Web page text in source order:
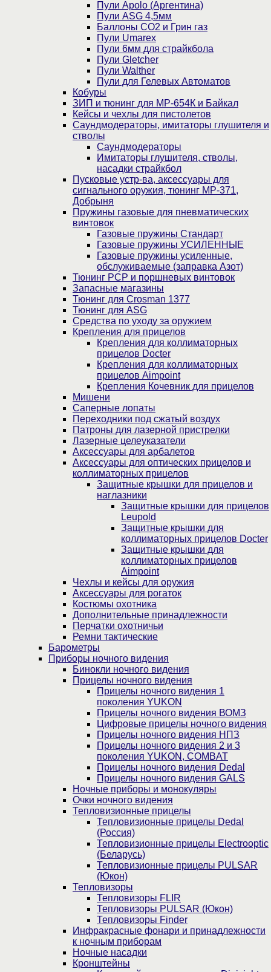
Пули Apolo (Аргентина)
Пули ASG 4,5мм
Баллоны CO2 и Грин газ
Пули Umarex
Пули 6мм для страйкбола
Пули Gletcher
Пули Walther
Пули для Гелевых Автоматов
Кобуры
ЗИП и тюнинг для МР-654К и Байкал
Кейсы и чехлы для пистолетов
Саундмодераторы, имитаторы глушителя и
стволы
Саундмодераторы
Имитаторы глушителя, стволы,
насадки страйкбол
Пусковые устр-ва, аксессуары для
сигнального оружия, тюнинг МР-371,
Добрыня
Пружины газовые для пневматических
винтовок
Газовые пружины Стандарт
Газовые пружины УСИЛЕННЫЕ
Газовые пружины усиленные,
обслуживаемые (заправка Азот)
Тюнинг PCP и поршневых винтовок
Запасные магазины
Тюнинг для Crosman 1377
Тюнинг для ASG
Средства по уходу за оружием
Крепления для прицелов
Крепления для коллиматорных
прицелов Docter
Крепления для коллиматорных
прицелов Aimpoint
Крепления Кочевник для прицелов
Мишени
Саперные лопаты
Переходники под сжатый воздух
Патроны для лазерной пристрелки
Лазерные целеуказатели
Аксессуары для арбалетов
Аксессуары для оптических прицелов и
коллиматорных прицелов
Защитные крышки для прицелов и
наглазники
Защитные крышки для прицелов
Leupold
Защитные крышки для
коллиматорных прицелов Docter
Защитные крышки для
коллиматорных прицелов
Aimpoint
Чехлы и кейсы для оружия
Аксессуары для рогаток
Костюмы охотника
Дополнительные принадлежности
Перчатки охотничьи
Ремни тактические
Барометры
Приборы ночного видения
Бинокли ночного видения
Прицелы ночного видения
Прицелы ночного видения 1
поколения YUKON
Прицелы ночного видения ВОМЗ
Цифровые прицелы ночного видения
Прицелы ночного видения НПЗ
Прицелы ночного видения 2 и 3
поколения YUKON, COMBAT
Прицелы ночного видения Dedal
Прицелы ночного видения GALS
Ночные приборы и монокуляры
Очки ночного видения
Тепловизионные прицелы
Тепловизионные прицелы Dedal
(Россия)
Тепловизионные прицелы Electrooptic
(Беларусь)
Тепловизионные прицелы PULSAR
(Юкон)
Тепловизоры
Тепловизоры FLIR
Тепловизоры PULSAR (Юкон)
Тепловизоры Finder
Инфракрасные фонари и принадлежности
к ночным приборам
Ночные насадки
Кронштейны